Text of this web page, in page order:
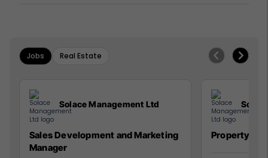
Jobs Real Estate
Solace Management Ltd
Sales Development and Marketing
Manager
Property